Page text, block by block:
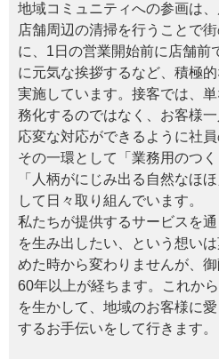
地域コミュニティへの参画は
店舗周辺の清掃を行うことで
に、1日の営業開始前に店舗前
に元気な挨拶するなど、積極
実施しています。接客では、
務化するのではなく、お客様
応変な対応ができるように社
その一環として「業務用のつ
「人柄がにじみ出る自然なほ
して日々取り組んでいます。
私たちが提供するサービスを
を生み出したい、という想い
めた時から変わりませんが、
60年以上が経ちます。これか
を生かして、地域のお客様に
するお手伝いをして行きます。